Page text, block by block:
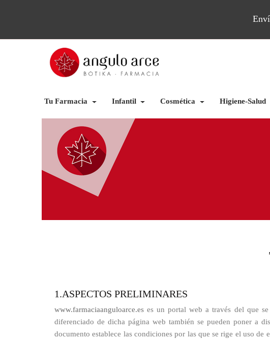
Tu Farmacia Infantil Cosmética Higiene-Salud
1.ASPECTOS PRELIMINARES
www.farmaciaanguloarce.es es un portal web a través del que
diferenciado de dicha página web también se pueden poner a
documento establece las condiciones por las que se rige el uso de